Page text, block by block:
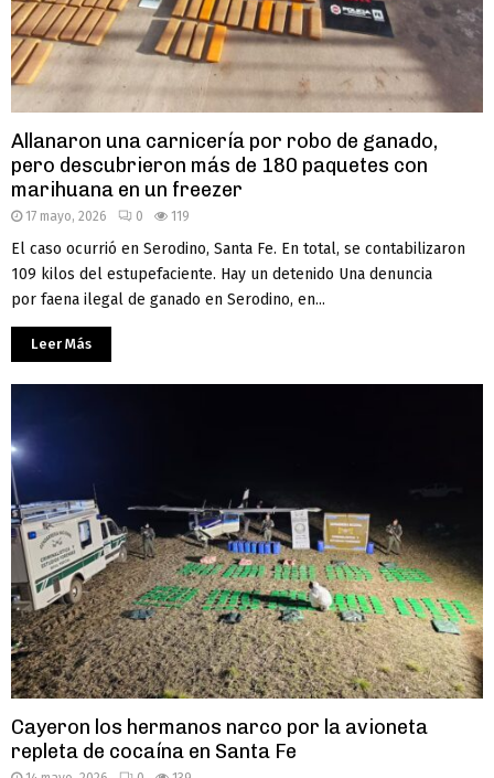
Allanaron una carnicería por robo de ganado,
pero descubrieron más de 180 paquetes con
marihuana en un freezer
17 mayo, 2026 0 119
El caso ocurrió en Serodino, Santa Fe. En total, se contabilizaron
109 kilos del estupefaciente. Hay un detenido Una denuncia
por faena ilegal de ganado en Serodino, en...
Leer Más
Cayeron los hermanos narco por la avioneta
repleta de cocaína en Santa Fe